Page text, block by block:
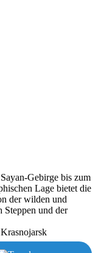
Gebirge bis zum
Lage bietet die
der wilden und
Steppen und der